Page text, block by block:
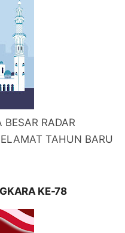
BESAR RADAR
TAHUN BARU
KE-78